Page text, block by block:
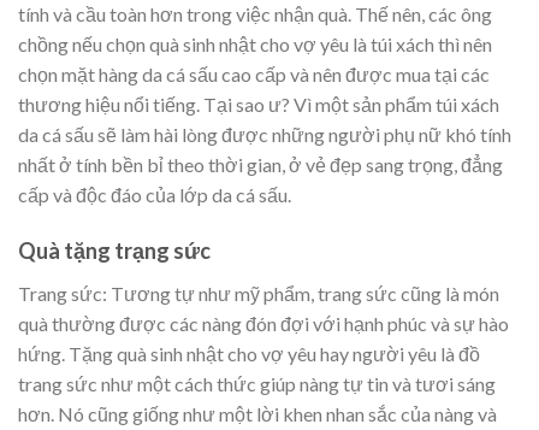
tính và cầu toàn hơn trong việc nhận quà. Thế nên, các ông
chồng nếu chọn quà sinh nhật cho vợ yêu là túi xách thì nên
chọn mặt hàng da cá sấu cao cấp và nên được mua tại các
thương hiệu nổi tiếng. Tại sao ư? Vì một sản phẩm túi xách
da cá sấu sẽ làm hài lòng được những người phụ nữ khó tính
nhất ở tính bền bỉ theo thời gian, ở vẻ đẹp sang trọng, đẳng
cấp và độc đáo của lớp da cá sấu.
Quà tặng trạng sức
Trang sức: Tương tự như mỹ phẩm, trang sức cũng là món
quà thường được các nàng đón đợi với hạnh phúc và sự hào
hứng. Tặng quà sinh nhật cho vợ yêu hay người yêu là đồ
trang sức như một cách thức giúp nàng tự tin và tươi sáng
hơn. Nó cũng giống như một lời khen nhan sắc của nàng và